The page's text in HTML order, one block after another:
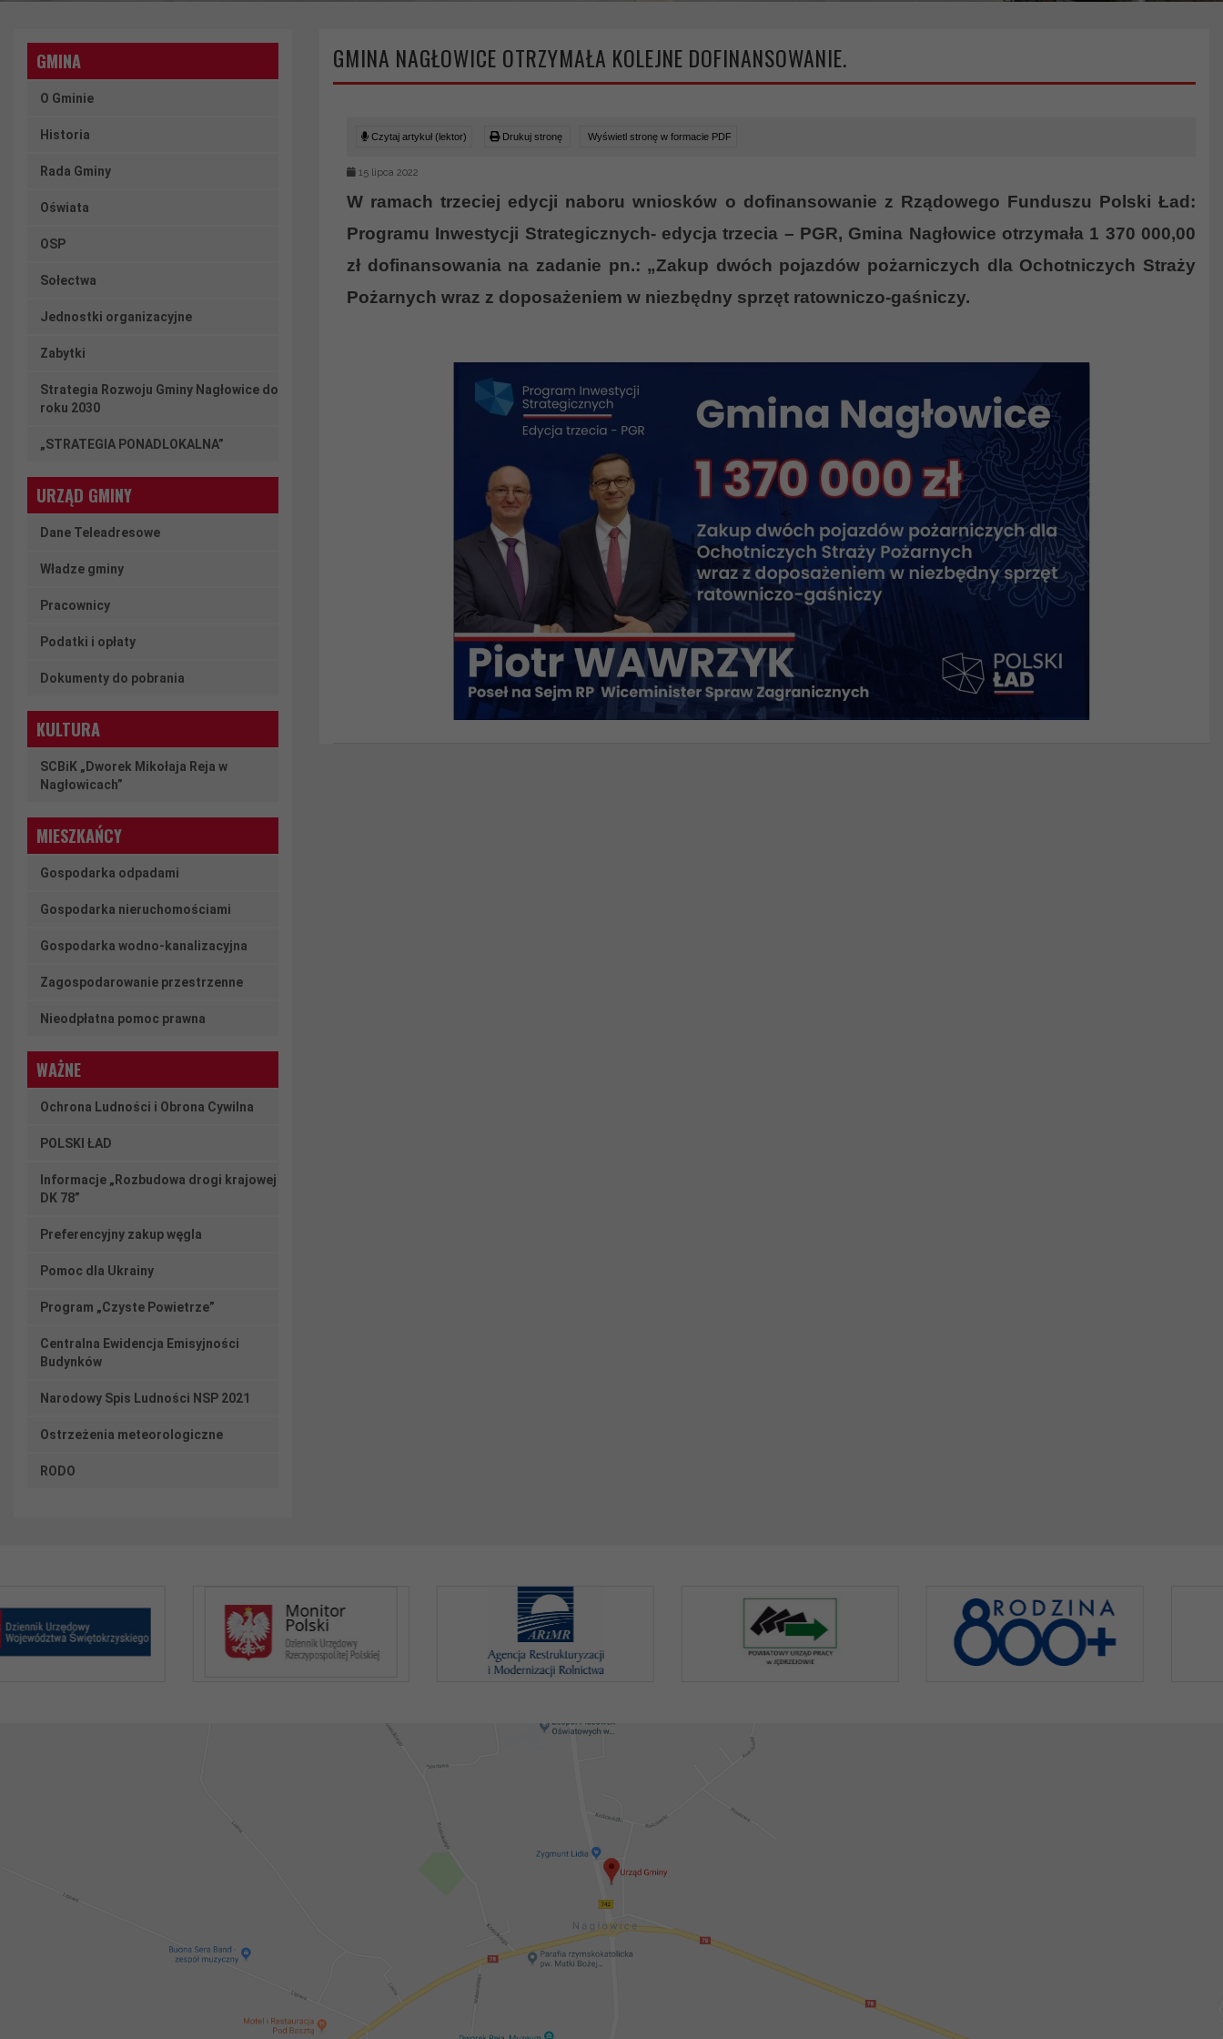
GMINA
O Gminie
Historia
Rada Gminy
Oświata
OSP
Sołectwa
Jednostki organizacyjne
Zabytki
Strategia Rozwoju Gminy Nagłowice do
roku 2030
„STRATEGIA PONADLOKALNA”
URZĄD GMINY
Dane Teleadresowe
Władze gminy
Pracownicy
Podatki i opłaty
Dokumenty do pobrania
KULTURA
SCBiK „Dworek Mikołaja Reja w
Nagłowicach”
MIESZKAŃCY
Gospodarka odpadami
Gospodarka nieruchomościami
Gospodarka wodno-kanalizacyjna
Zagospodarowanie przestrzenne
Nieodpłatna pomoc prawna
WAŻNE
Ochrona Ludności i Obrona Cywilna
POLSKI ŁAD
Informacje „Rozbudowa drogi krajowej
DK 78”
Preferencyjny zakup węgla
Pomoc dla Ukrainy
Program „Czyste Powietrze”
Centralna Ewidencja Emisyjności
Budynków
Narodowy Spis Ludności NSP 2021
Ostrzeżenia meteorologiczne
RODO
GMINA NAGŁOWICE OTRZYMAŁA KOLEJNE DOFINANSOWANIE.
Czytaj artykuł (lektor) Drukuj stronę Wyświetl stronę w formacie PDF
15 lipca 2022
W ramach trzeciej edycji naboru wniosków o dofinansowanie z Rządowego Funduszu Polski Ład:
Programu Inwestycji Strategicznych- edycja trzecia – PGR, Gmina Nagłowice otrzymała 1 370 000,00
zł dofinansowania na zadanie pn.: „Zakup dwóch pojazdów pożarniczych dla Ochotniczych Straży
Pożarnych wraz z doposażeniem w niezbędny sprzęt ratowniczo-gaśniczy.